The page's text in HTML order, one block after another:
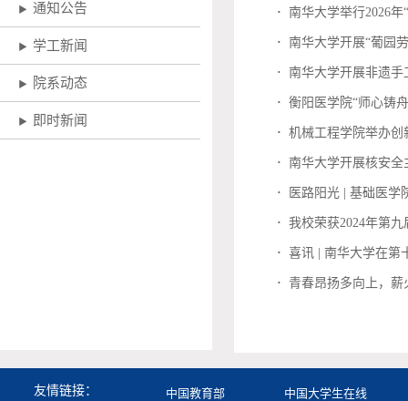
▶ 通知公告
▶ 学工新闻
▶ 院系动态
▶ 即时新闻
· 南华大学举行2026
· 南华大学开展“葡园
· 南华大学开展非遗手
· 衡阳医学院“师心铸
· 机械工程学院举办创
· 南华大学开展核安全
· 医路阳光 | 基础医学
· 我校荣获2024年第
· 喜讯 | 南华大学在第
· 青春昂扬多向上，
友情链接： 中国教育部 中国大学生在线